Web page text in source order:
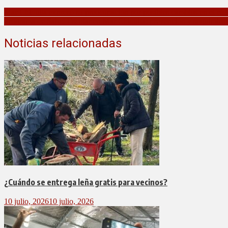
Noticias relacionadas
¿Cuándo se entrega leña gratis para vecinos?
10 julio, 202610 julio, 2026